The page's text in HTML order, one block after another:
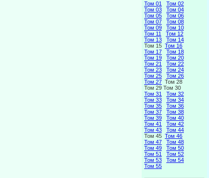
Том 01
Том 02
Том 03
Том 04
Том 05
Том 06
Том 07
Том 08
Том 09
Том 10
Том 11
Том 12
Том 13
Том 14
Том 15 Том 16
Том 17
Том 18
Том 19
Том 20
Том 21
Том 22
Том 23
Том 24
Том 25
Том 26
Том 27 Том 28
Том 29 Том 30
Том 31
Том 32
Том 33
Том 34
Том 35
Том 36
Том 37
Том 38
Том 39
Том 40
Том 41
Том 42
Том 43
Том 44
Том 45 Том 46
Том 47
Том 48
Том 49
Том 50
Том 51
Том 52
Том 53
Том 54
Том 55